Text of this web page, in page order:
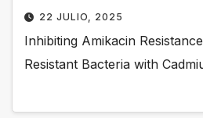
22 JULIO, 2025
Inhibiting Amikacin
Resistant Bacteria with